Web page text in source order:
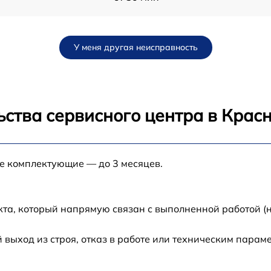
от 80 мин
от 70 мин
У меня другая неисправность
сервисного центра в
комплектующие — до 3 месяцев.
который напрямую связан с выполненной работой
из строя, отказ в работе или техническим